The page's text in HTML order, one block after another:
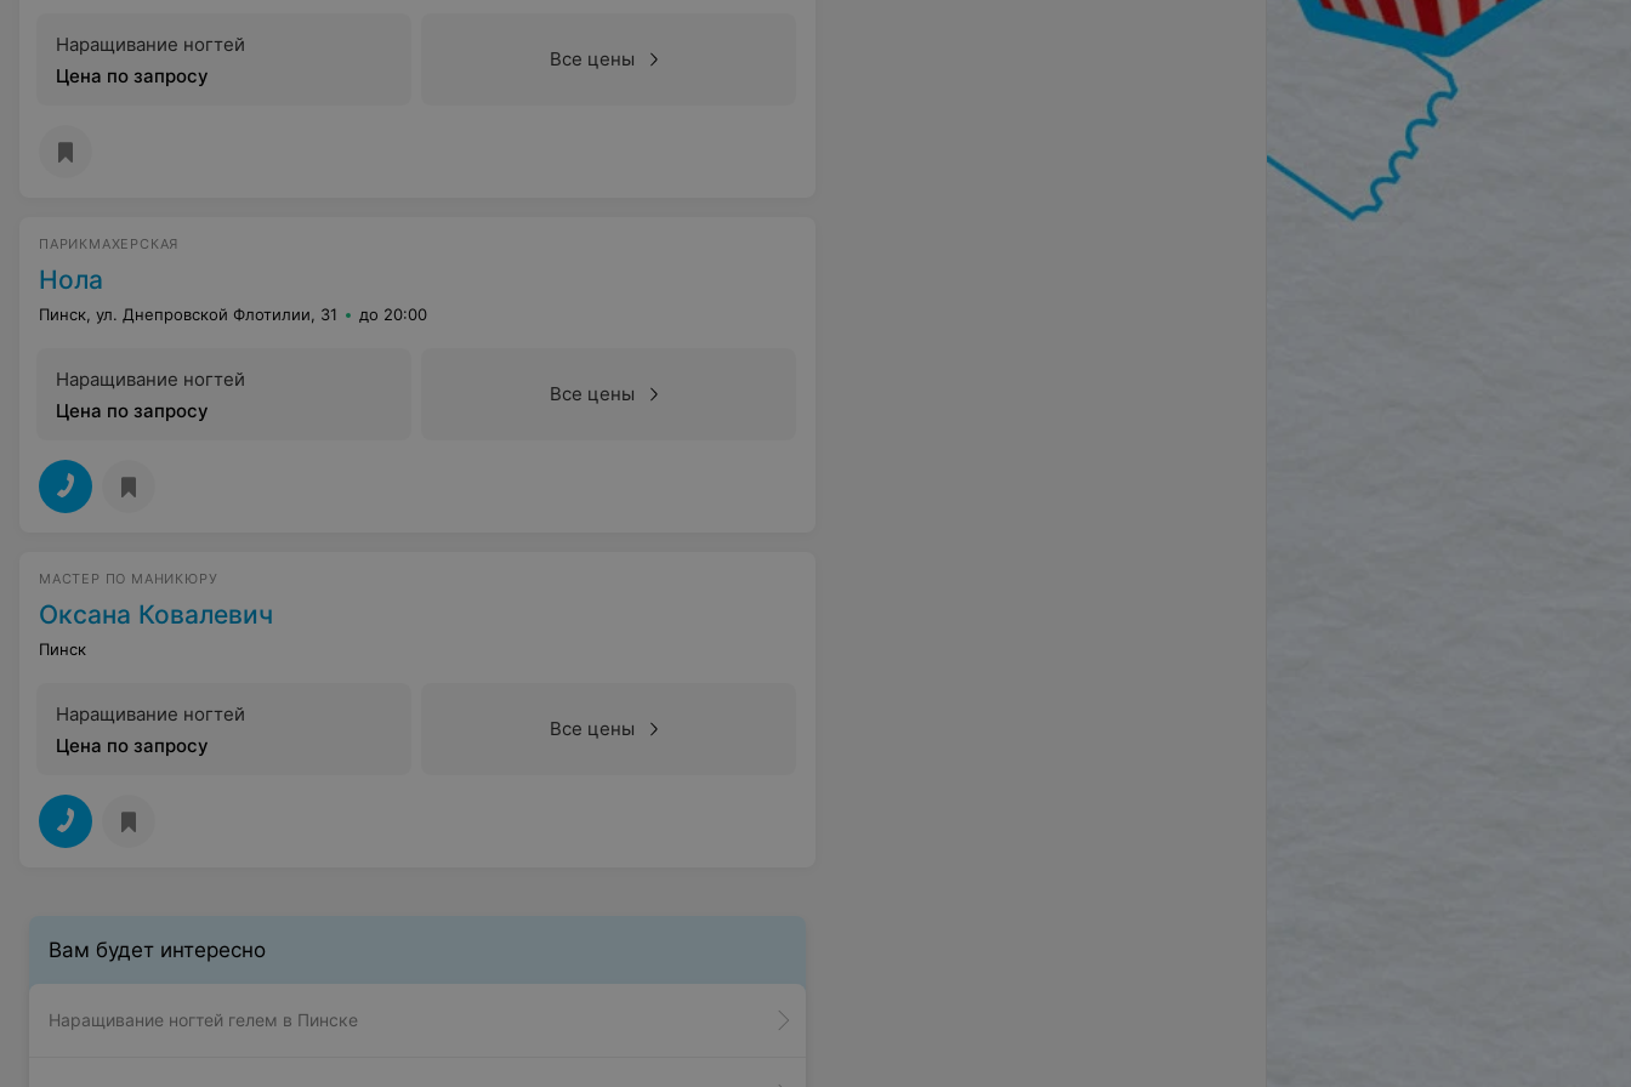
Наращивание ногтей
Цена по запросу
Все цены
ПАРИКМАХЕРСКАЯ
Нола
Пинск, ул. Днепровской Флотилии, 31 до 20:00
Наращивание ногтей
Цена по запросу
Все цены
МАСТЕР ПО МАНИКЮРУ
Оксана Ковалевич
Пинск
Наращивание ногтей
Цена по запросу
Все цены
Вам будет интересно
Наращивание ногтей гелем в Пинске